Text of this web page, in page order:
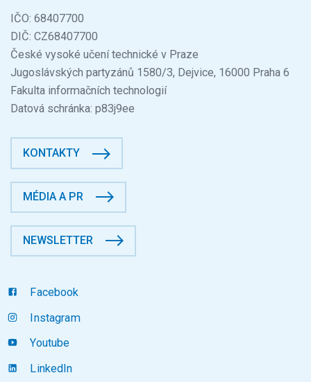
IČO: 68407700
DIČ: CZ68407700
České vysoké učení technické v Praze
Jugoslávských partyzánů 1580/3, Dejvice, 16000 Praha 6
Fakulta informačních technologií
Datová schránka: p83j9ee
KONTAKTY
MÉDIA A PR
NEWSLETTER
Facebook
Instagram
Youtube
LinkedIn